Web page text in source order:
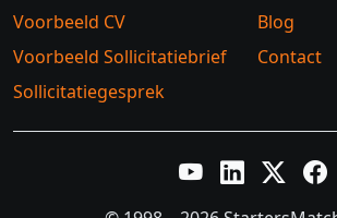
Voorbeeld CV
Voorbeeld Sollicitatiebrief
Sollicitatiegesprek
Blog
Contact
YouTubeLinkedIn